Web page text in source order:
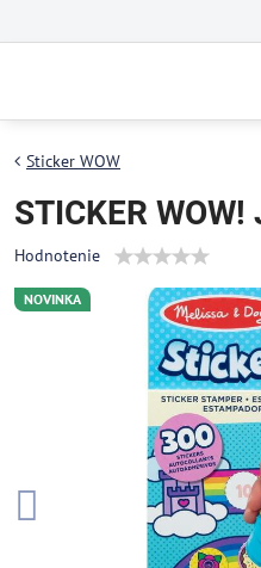
NOVINKA
Sticker WOW
STICKER WOW!
Hodnotenie